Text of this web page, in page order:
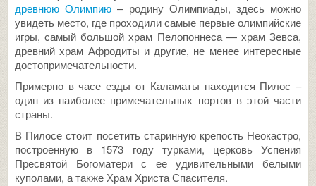
древнюю Олимпию – родину Олимпиады, здесь можно
увидеть место, где проходили самые первые олимпийские
игры, самый большой храм Пелопоннеса — храм Зевса,
древний храм Афродиты и другие, не менее интересные
достопримечательности.
Примерно в часе езды от Каламаты находится Пилос –
один из наиболее примечательных портов в этой части
страны.
В Пилосе стоит посетить старинную крепость Неокастро,
построенную в 1573 году турками, церковь Успения
Пресвятой Богоматери с ее удивительными белыми
куполами, а также Храм Христа Спасителя.